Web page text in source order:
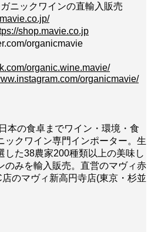
ニックワインの直輸入販売
shop.mavie.co.jp
organicmavie
organic.wine.mavie/
organicmavie/
本の食卓までワイン・環境・食
ックワイン専門インポーター。生
した38農家200種類以上の美味し
のみを輸入販売。直営のマヴィ赤
のマヴィ新高円寺店(東京・杉並